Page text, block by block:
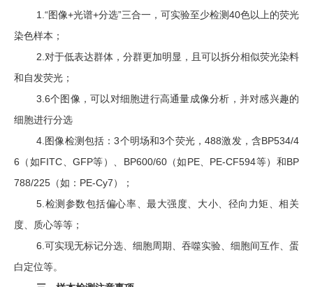
1. “图像+光谱+分选”三合一，可实验至少检测40色以上的荧光
染色样本；
2. 对于低表达群体，分群更加明显，且可以拆分相似荧光染料
和自发荧光；
3.6个图像，可以对细胞进行高通量成像分析，并对感兴趣的
细胞进行分选
4. 图像检测包括：3个明场和3个荧光，488激发，含BP534/4
6 （如FITC GFP等）、 BP600/60（如PE、 PE-CF594等）和BP
788/225 （如： PE-Cy7）；
5. 检测参数包括偏心率、最大强度、大小、径向力矩、相关
度、质心等等；
6. 可实现无标记分选、细胞周期、吞噬实验、细胞间互作、蛋
白定位等。